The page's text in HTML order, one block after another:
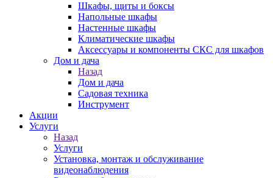
Шкафы, щиты и боксы
Напольные шкафы
Настенные шкафы
Климатические шкафы
Аксессуары и компоненты СКС для шкафов
Дом и дача
Назад
Дом и дача
Садовая техника
Инструмент
Акции
Услуги
Назад
Услуги
Установка, монтаж и обслуживание
видеонаблюдения